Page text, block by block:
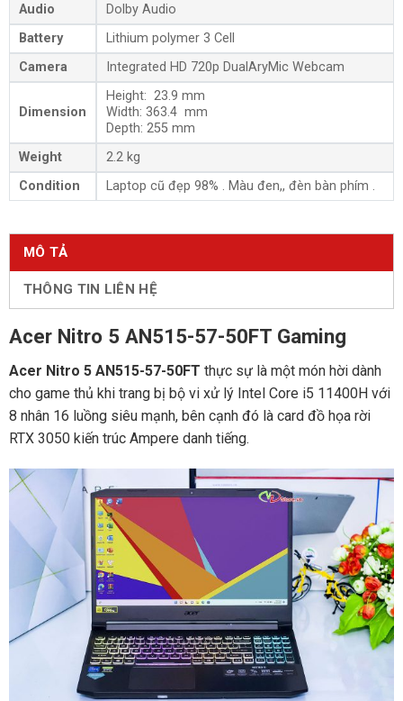
MÔ TẢ
THÔNG TIN LIÊN HỆ
Acer Nitro 5 AN515-57-50FT Gaming
Acer Nitro 5 AN515-57-50FT thực sự là một món hời dành
cho game thủ khi trang bị bộ vi xử lý Intel Core i5 11400H với
8 nhân 16 luồng siêu mạnh, bên cạnh đó là card đồ họa rời
RTX 3050 kiến trúc Ampere danh tiếng.
Audio
Dolby Audio
Battery
Lithium polymer 3 Cell
Camera
Integrated HD 720p DualAryMic Webcam
Dimension
Height: 23.9 mm
Width: 363.4 mm
Depth: 255 mm
Weight
2.2 kg
Condition
Laptop cũ đẹp 98% . Màu đen,, đèn bàn phím .